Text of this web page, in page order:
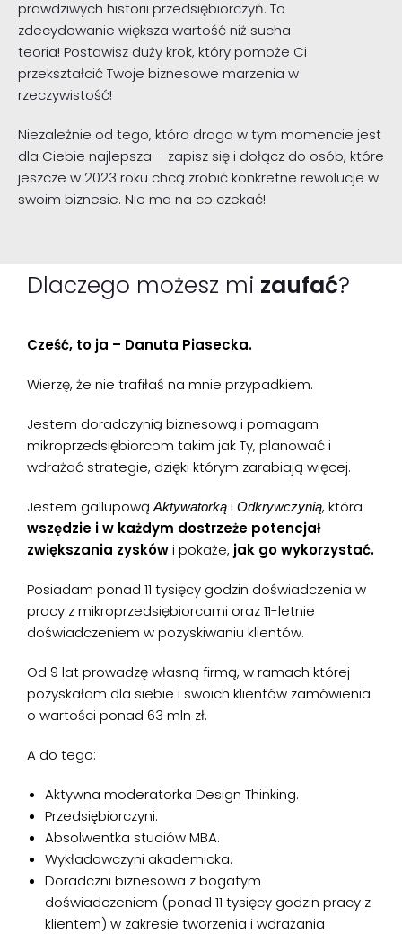
prawdziwych historii przedsiębiorczyń. To
zdecydowanie większa wartość niż sucha
teoria! Postawisz duży krok, który pomoże Ci
przekształcić Twoje biznesowe marzenia w
rzeczywistość!
Niezależnie od tego, która droga w tym momencie jest
dla Ciebie najlepsza – zapisz się i dołącz do osób, które
jeszcze w 2023 roku chcą zrobić konkretne rewolucje w
swoim biznesie. Nie ma na co czekać!
Dlaczego możesz mi zaufać?
Cześć, to ja – Danuta Piasecka.
Wierzę, że nie trafiłaś na mnie przypadkiem.
Jestem doradczynią biznesową i pomagam
mikroprzedsiębiorcom takim jak Ty, planować i
wdrażać strategie, dzięki którym zarabiają więcej.
Jestem gallupowąAktywatorką i Odkrywczynią, która
wszędzie i w każdym dostrzeże potencjał
zwiększania zyskówi pokaże, jak go wykorzystać.
Posiadam ponad 11 tysięcy godzin doświadczenia w
pracy z mikroprzedsiębiorcami oraz 11-letnie
doświadczeniem w pozyskiwaniu klientów.
Od 9 lat prowadzę własną firmą, w ramach której
pozyskałam dla siebie i swoich klientów zamówienia
o wartości ponad 63 mln zł.
A do tego:
Aktywna moderatorka Design Thinking.
Przedsiębiorczyni.
Absolwentka studiów MBA.
Wykładowczyni akademicka.
Doradczni biznesowa z bogatym
doświadczeniem (ponad 11 tysięcy godzin pracy z
klientem) w zakresie tworzenia i wdrażania